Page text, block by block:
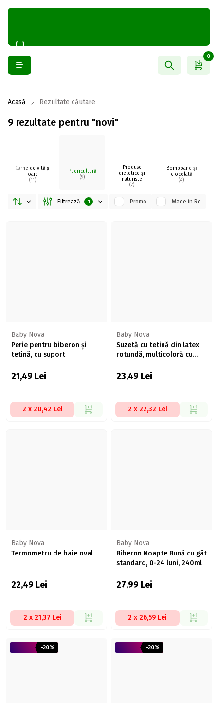
0
Acasă Rezultate căutare
9 rezultate pentru "novi"
Carne de vită și
oaie
(11)
Puericultură
(9)
Produse
dietetice și
naturiste
(7)
Bomboane și
ciocolată
(4)
Filtrează 1 Promo Made in Ro
Baby Nova
Perie pentru biberon și
tetină, cu suport
21,49 Lei
2 x 20,42 Lei
Baby Nova
Suzetă cu tetină din latex
rotundă, multicoloră cu
23,49 Lei
2 x 22,32 Lei
Baby Nova
Termometru de baie oval
22,49 Lei
2 x 21,37 Lei
Baby Nova
Biberon Noapte Bună cu gât
standard, 0-24 luni, 240ml
27,99 Lei
2 x 26,59 Lei
-20% -20%